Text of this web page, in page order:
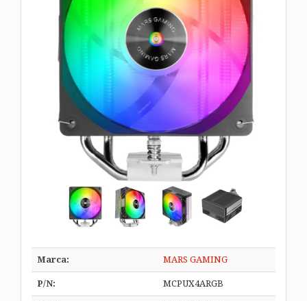
Marca: MARS GAMING
P/N: MCPUX4ARGB